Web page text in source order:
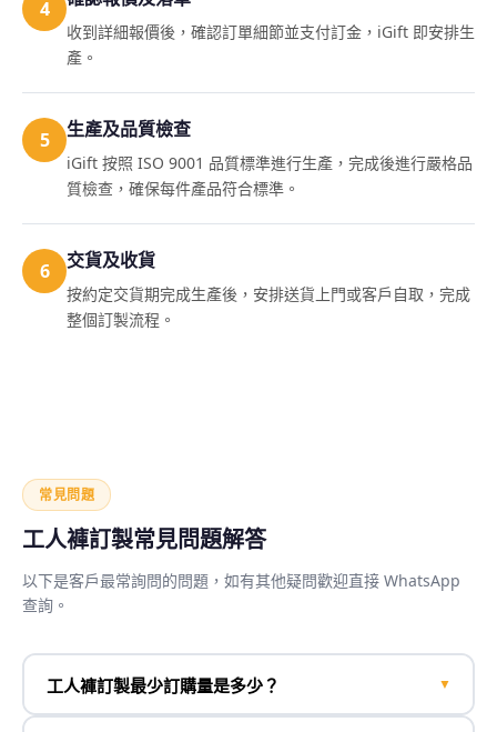
4
收到詳細報價後，確認訂單細節並支付訂金，iGift 即安排生
產。
5 生產及品質檢查
iGift 按照 ISO 9001 品質標準進行生產，完成後進行嚴格品
質檢查，確保每件產品符合標準。
6 交貨及收貨
按約定交貨期完成生產後，安排送貨上門或客戶自取，完成
整個訂製流程。
常見問題
工人褲訂製常見問題解答
以下是客戶最常詢問的問題，如有其他疑問歡迎直接 WhatsApp
查詢。
工人褲訂製最少訂購量是多少？ ▼